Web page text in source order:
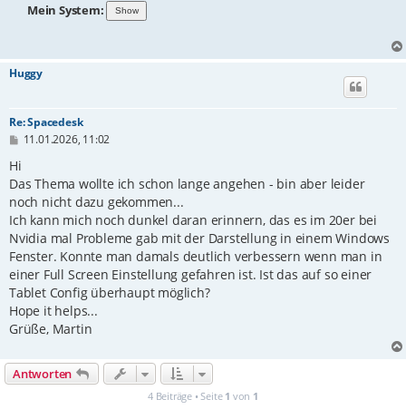
Mein System:
Huggy
Re: Spacedesk
B
i
r
a
g
11.01.2026, 11:02
Hi
Das Thema wollte ich schon lange angehen - bin aber leider
noch nicht dazu gekommen...
Ich kann mich noch dunkel daran erinnern, das es im 20er bei
Nvidia mal Probleme gab mit der Darstellung in einem Windows
Fenster. Konnte man damals deutlich verbessern wenn man in
einer Full Screen Einstellung gefahren ist. Ist das auf so einer
Tablet Config überhaupt möglich?
Hope it helps...
Grüße, Martin
Antworten
4 Beiträge • Seite 1 von 1